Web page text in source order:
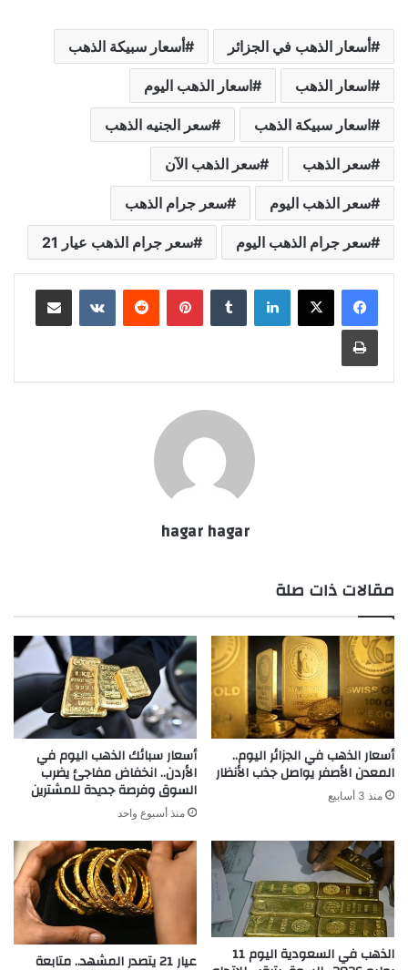
أسعار الذهب في الجزائر أسعار سبيكة الذهب
اسعار الذهب اسعار الذهب اليوم
اسعار سبيكة الذهب سعر الجنيه الذهب
سعر الذهب سعر الذهب الآن
سعر الذهب اليوم سعر جرام الذهب
سعر جرام الذهب اليوم سعر جرام الذهب عيار 21
لينكدإن بينتيريست مشاركة عبر البريد
طباعة
hagar hagar
مقالات ذات صلة
أسعار الذهب في الجزائر اليوم..
المعدن الأصفر يواصل جذب الأنظار
منذ 3 أسابيع
أسعار سبائك الذهب اليوم في
الأردن.. انخفاض مفاجئ يضرب
السوق وفرصة جديدة للمشترين
منذ أسبوع واحد
الذهب في السعودية اليوم 11 عيار 21 يتصدر المشهد.. متابعة